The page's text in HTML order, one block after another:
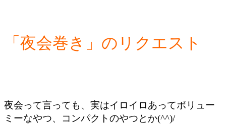
「夜会巻き」のリクエスト
夜会って言っても、実はイロイロあってボリュー
ミーなやつ、コンパクトのやつとか(^^)/